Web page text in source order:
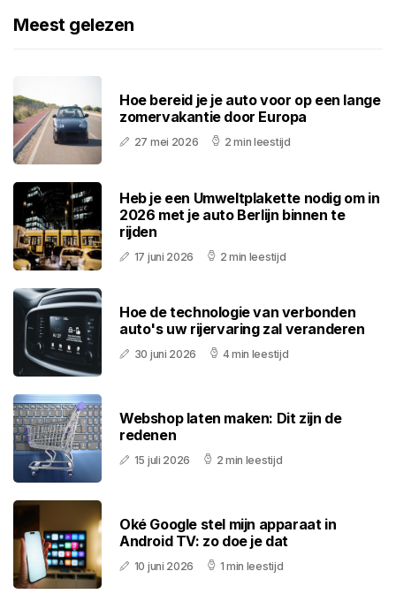
Meest gelezen
Hoe bereid je je auto voor op een lange
zomervakantie door Europa
27 mei 2026 2 min leestijd
Heb je een Umweltplakette nodig om in
2026 met je auto Berlijn binnen te
rijden
17 juni 2026 2 min leestijd
Hoe de technologie van verbonden
auto's uw rijervaring zal veranderen
30 juni 2026 4 min leestijd
Webshop laten maken: Dit zijn de
redenen
15 juli 2026 2 min leestijd
Oké Google stel mijn apparaat in
Android TV: zo doe je dat
10 juni 2026 1 min leestijd